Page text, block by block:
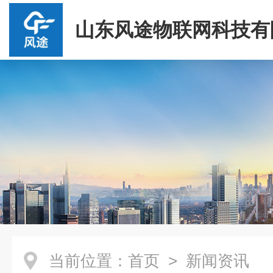
山东风途物联网科技
当前位置： 首页 > 新闻资讯